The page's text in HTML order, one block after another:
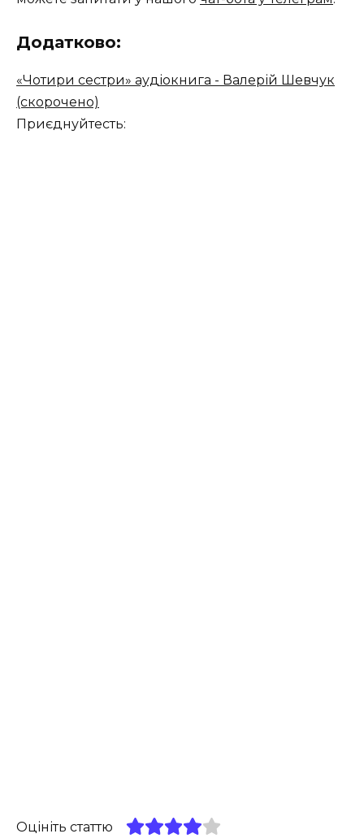
Додатково:
«Чотири сестри» аудіокнига - Валерій Шевчук
(скорочено)
Приєднуйтесть:
Оцініть статтю